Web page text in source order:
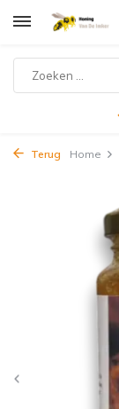
Terug Home